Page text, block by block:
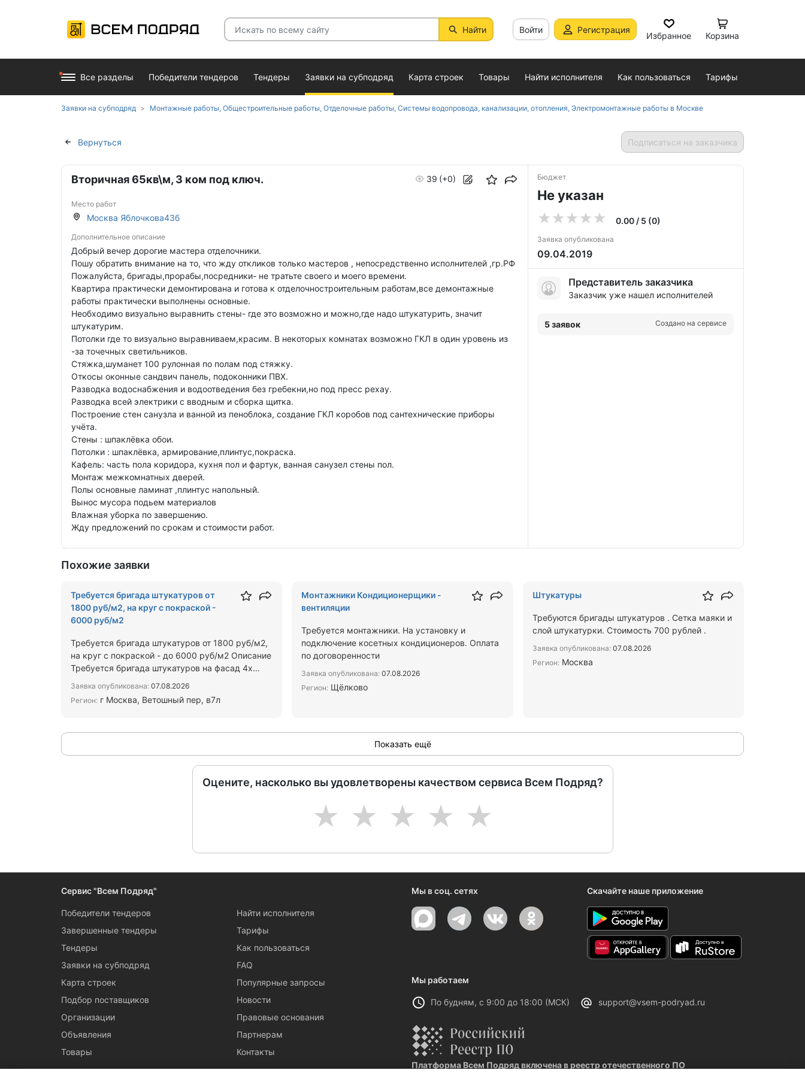
Найти Войти Регистрация
Избранное Корзина
Все разделы Победители тендеров Тендеры Заявки на субподряд Карта строек Товары Найти исполнителя Как пользоваться Тарифы
Заявки на субподряд Монтажные работы, Общестроительные работы, Отделочные работы, Системы водопровода, канализации, отопления, Электромонтажные работы в Москве
Вернуться Подписаться на заказчика
Вторичная 65кв\м, 3 ком под ключ. 39 (+0)
Место работ
Москва Яблочкова43б
Дополнительное описание
Добрый вечер дорогие мастера отделочники.
Пошу обратить внимание на то, что жду откликов только мастеров , непосредственно исполнителей ,гр.РФ
Пожалуйста, бригады,прорабы,посредники- не тратьте своего и моего времени.
Квартира практически демонтирована и готова к отделочностроительным работам,все демонтажные
работы практически выполнены основные.
Необходимо визуально выравнить стены- где это возможно и можно,где надо штукатурить, значит
штукатурим.
Потолки где то визуально выравниваем,красим. В некоторых комнатах возможно ГКЛ в один уровень из
-за точечных светильников.
Стяжка,шуманет 100 рулонная по полам под стяжку.
Откосы оконные сандвич панель, подоконники ПВХ.
Разводка водоснабжения и водоотведения без гребекни,но под пресс рехау.
Разводка всей электрики с вводным и сборка щитка.
Построение стен санузла и ванной из пеноблока, создание ГКЛ коробов под сантехнические приборы
учёта.
Стены : шпаклёвка обои.
Потолки : шпаклёвка, армирование,плинтус,покраска.
Кафель: часть пола коридора, кухня пол и фартук, ванная санузел стены пол.
Монтаж межкомнатных дверей.
Полы основные ламинат ,плинтус напольный.
Вынос мусора подьем материалов
Влажная уборка по завершению.
Жду предложений по срокам и стоимости работ.
Бюджет
Не указан
0.00 / 5 (0)
Заявка опубликована
09.04.2019
Представитель заказчика
Заказчик уже нашел исполнителей
5 заявок Создано на сервисе
Похожие заявки
Требуется бригада штукатуров от
1800 руб/м2, на круг с покраской -
6000 руб/м2
Требуется бригада штукатуров от 1800 руб/м2,
на круг с покраской - до 6000 руб/м2 Описание
Требуется бригада штукатуров на фасад 4х
Заявка опубликована: 07.08.2026
Регион: г Москва, Ветошный пер, в7л
Монтажники Кондиционерщики -
вентиляции
Требуется монтажники. На установку и
подключение косетных кондиционеров. Оплата
по договоренности
Заявка опубликована: 07.08.2026
Регион: Щёлково
Штукатуры
Требуются бригады штукатуров . Сетка маяки и
слой штукатурки. Стоимость 700 рублей .
Заявка опубликована:07.08.2026
Регион:Москва
Показать ещё
Оцените, насколько вы удовлетворены качеством сервиса Всем Подряд?
5
4
3
2
1
Сервис "Всем Подряд"
Победители тендеров
Завершенные тендеры
Тендеры
Заявки на субподряд
Карта строек
Подбор поставщиков
Организации
Объявления
Товары
Найти исполнителя
Тарифы
Как пользоваться
FAQ
Популярные запросы
Новости
Правовые основания
Партнерам
Контакты
Мы в соц. сетях Скачайте наше приложение
Мы работаем
По будням, с 9:00 до 18:00 (МСК) support@vsem-podryad.ru
Платформа Всем Подряд включена в реестр отечественного ПО